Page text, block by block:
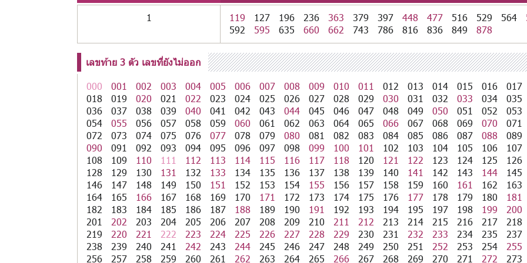
1 119 127 196 236 363 379 397 448 477 516 529 564
592
595 635 660 662 743 786 816 836 849 878
เลขท้าย 3 ตัว เลขที่ยังไม่ออก
000
001 002 003 004 005 006 007 008 009 010 011 012 013 014 015 016
017
018
019 020 021 022 023 024 025 026 027 028 029 030 031 032 033 034
035
036
037 038 039 040 041 042 043 044 045 046 047 048 049 050 051 052
053
054
055 056 057 058 059 060 061 062 063 064 065 066 067 068 069 070
071
072
073 074 075 076 077 078 079 080 081 082 083 084 085 086 087 088
089
090
091 092 093 094 095 096 097 098 099 100 101 102 103 104 105 106
107
108
109 110 111 112 113 114 115 116 117 118 120 121 122 123 124 125
126
128
129 130 131 132 133 134 135 136 137 138 139 140 141 142 143 144
145
146
147 148 149 150 151 152 153 154 155 156 157 158 159 160 161 162
163
164
165 166 167 168 169 170 171 172 173 174 175 176 177 178 179 180
181
182
183 184 185 186 187 188 189 190 191 192 193 194 195 197 198 199
200
201
202 203 204 205 206 207 208 209 210 211 212 213 214 215 216 217
218
219
220 221 222 223 224 225 226 227 228 229 230 231 232 233 234 235
237
238
239 240 241 242 243 244 245 246 247 248 249 250 251 252 253 254
255
256
257 258 259 260 261 262 263 264 265 266 267 268 269 270 271 272 273